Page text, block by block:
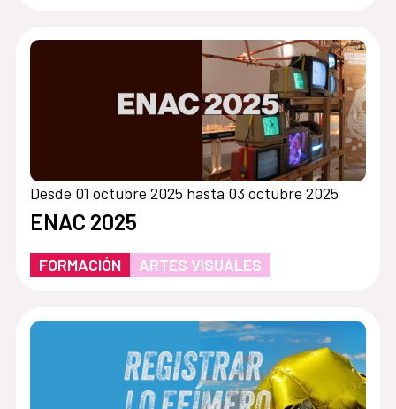
Desde 01 octubre 2025 hasta 03 octubre 2025
ENAC 2025
FORMACIÓN ARTES VISUALES